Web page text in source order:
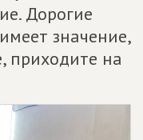
Дорогие
значение,
приходите на